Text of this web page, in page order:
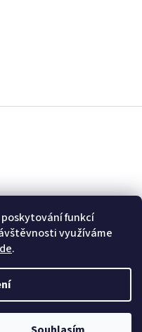
funkcí
využíváme
.
školka - Antropius Milan